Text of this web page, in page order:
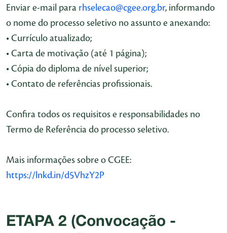
Enviar e-mail para rhselecao@cgee.org.br, informando
o nome do processo seletivo no assunto e anexando:
• Currículo atualizado;
• Carta de motivação (até 1 página);
• Cópia do diploma de nível superior;
• Contato de referências profissionais.
Confira todos os requisitos e responsabilidades no
Termo de Referência do processo seletivo.
Mais informações sobre o CGEE:
https://lnkd.in/d5VhzY2P
ETAPA 2 (Convocação -